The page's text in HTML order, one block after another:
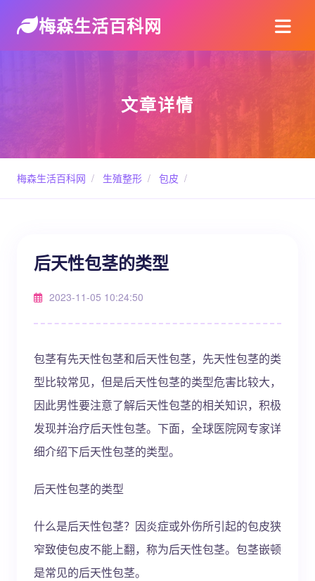
梅森生活百科网
文章详情
梅森生活百科网 / 生殖整形 / 包皮 /
后天性包茎的类型
2023-11-05 10:24:50
包茎有先天性包茎和后天性包茎，先天性包茎的类
型比较常见，但是后天性包茎的类型危害比较大，
因此男性要注意了解后天性包茎的相关知识，积极
发现并治疗后天性包茎。下面，全球医院网专家详
细介绍下后天性包茎的类型。
后天性包茎的类型
什么是后天性包茎？因炎症或外伤所引起的包皮狭
窄致使包皮不能上翻，称为后天性包茎。包茎嵌顿
是常见的后天性包茎。